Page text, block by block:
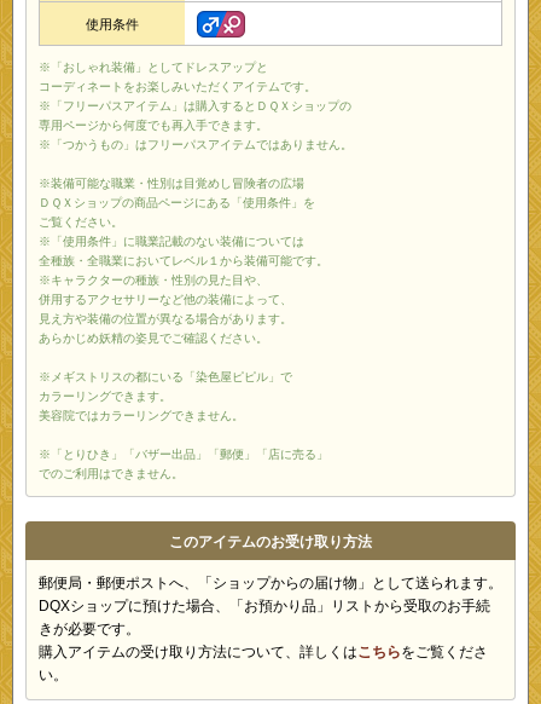
使用条件
※「おしゃれ装備」としてドレスアップと
コーディネートをお楽しみいただくアイテムです。
※「フリーパスアイテム」は購入するとＤＱＸショップの
専用ページから何度でも再入手できます。
※「つかうもの」はフリーパスアイテムではありません。
※装備可能な職業・性別は目覚めし冒険者の広場
ＤＱＸショップの商品ページにある「使用条件」を
ご覧ください。
※「使用条件」に職業記載のない装備については
全種族・全職業においてレベル１から装備可能です。
※キャラクターの種族・性別の見た目や、
併用するアクセサリーなど他の装備によって、
見え方や装備の位置が異なる場合があります。
あらかじめ妖精の姿見でご確認ください。
※メギストリスの都にいる「染色屋ピピル」で
カラーリングできます。
美容院ではカラーリングできません。
※「とりひき」「バザー出品」「郵便」「店に売る」
でのご利用はできません。
このアイテムのお受け取り方法
郵便局・郵便ポストへ、「ショップからの届け物」として送られます。
DQXショップに預けた場合、「お預かり品」リストから受取のお手続
きが必要です。
購入アイテムの受け取り方法について、詳しくはこちらをご覧くださ
い。